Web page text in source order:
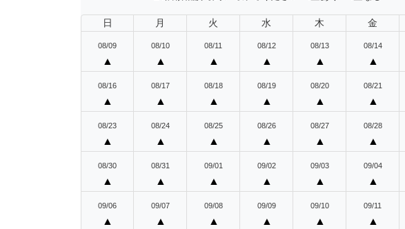
日 月 火 水 木 金
08/09
▲
08/10
▲
08/11
▲
08/12
▲
08/13
▲
08/14
▲
08/16
▲
08/17
▲
08/18
▲
08/19
▲
08/20
▲
08/21
▲
08/23
▲
08/24
▲
08/25
▲
08/26
▲
08/27
▲
08/28
▲
08/30
▲
08/31
▲
09/01
▲
09/02
▲
09/03
▲
09/04
▲
09/06
▲
09/07
▲
09/08
▲
09/09
▲
09/10
▲
09/11
▲